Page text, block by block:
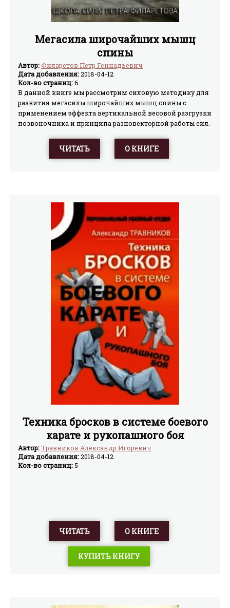
Мегасила широчайших мышц
спины
Автор:Филаретов Петр Геннадьевич
Дата добавления:2018-04-12
Кол-во страниц:6
В данной книге мы рассмотрим силовую методику для
развития мегасилы широчайших мышц спины с
применением эффекта вертикальной весовой разгрузки
позвоночника и принципа разновекторной работы сил.
ЧИТАТЬ О КНИГЕ
Техника бросков в системе боевого
карате и рукопашного боя
Автор:Травников Александр Игоревич
Дата добавления:2018-04-12
Кол-во страниц: 5
ЧИТАТЬ О КНИГЕ
КУПИТЬ КНИГУ